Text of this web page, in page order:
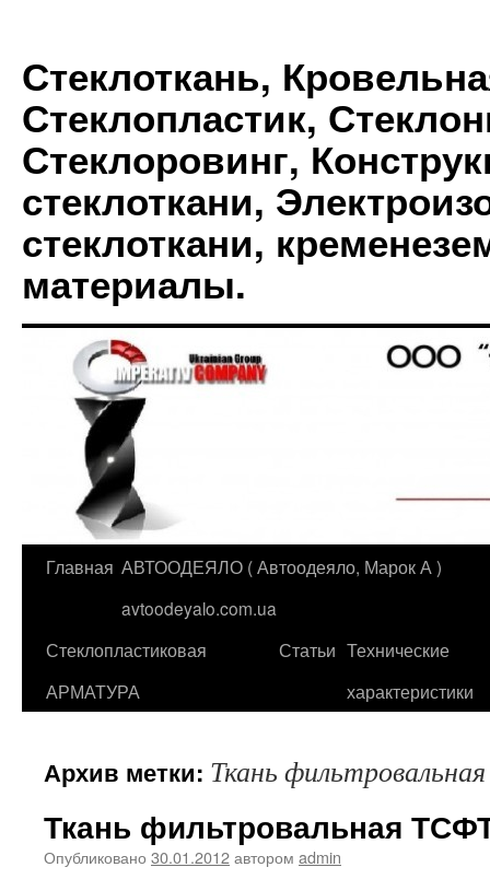
Стеклоткань,
Стеклопластик,
Стеклоровинг,
стеклоткани,
стеклоткани,
материалы.
Перейти
содержимому
Главная АВТООДЕЯЛО ( Автоодеяло, Марок А )
avtoodeyalo.com.ua
Стеклопластиковая
АРМАТУРА
Статьи Технические
характеристики
Архив метки: Ткань
Ткань фильтровальная
Опубликовано 30.01.2012автором admin